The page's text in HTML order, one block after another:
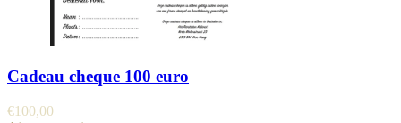
Cadeau cheque 100 euro
€100,00